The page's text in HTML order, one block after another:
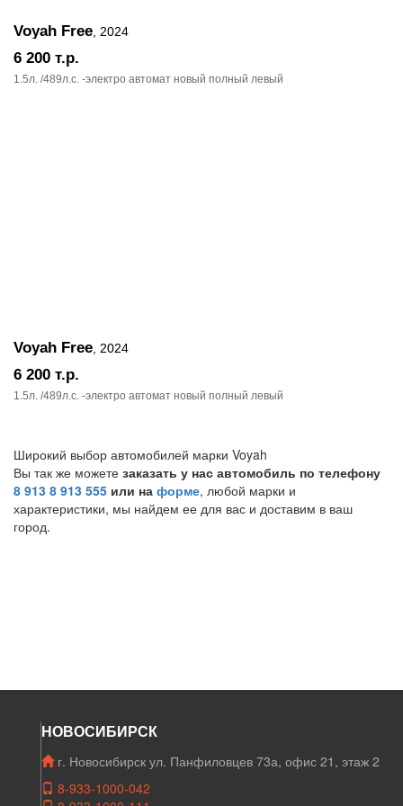
Voyah Free , 2024
6 200 т.р.
1.5л. /489л.c. -электро автомат новый полный левый
Voyah Free , 2024
6 200 т.р.
1.5л. /489л.c. -электро автомат новый полный левый
Широкий выбор автомобилей марки Voyah
Вы так же можете заказать у нас автомобиль по телефону
8 913 8 913 555 или на форме, любой марки и
характеристики, мы найдем ее для вас и доставим в ваш
город.
НОВОСИБИРСК
г. Новосибирск ул. Панфиловцев 73а, офис 21, этаж 2
8-933-1000-042